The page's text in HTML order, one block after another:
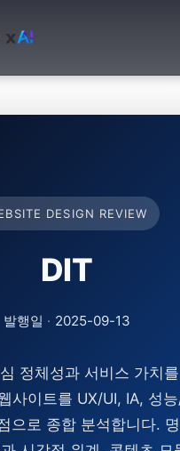
DESIGN REVIEW
DIT
발행일 · 2025-09-13
정체성과 서비스 가치
사이트를 UX/UI, IA, 성
으로 종합 분석합니다.